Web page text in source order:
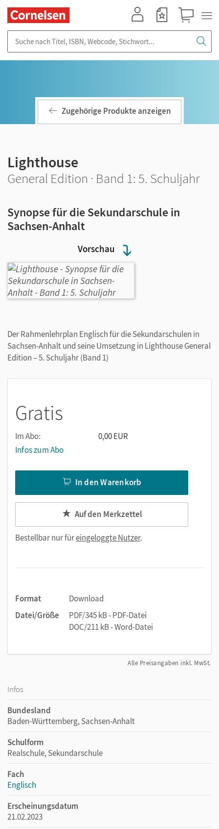
Vorschau
Zugehörige Produkte anzeigen
Lighthouse
General Edition · Band 1: 5. Schuljahr
Synopse für die Sekundarschule in
Sachsen-Anhalt
Der Rahmenlehrplan Englisch für die Sekundarschulen in
Sachsen-Anhalt und seine Umsetzung in Lighthouse General
Edition – 5. Schuljahr (Band 1)
Gratis
Im Abo:
0,00 EUR
Infos zum Abo
In den Warenkorb
Auf den Merkzettel
Bestellbar nur füreingeloggte Nutzer.
Format
Download
Datei/Größe
PDF/345 kB - PDF-Datei
DOC/211 kB - Word-Datei
Alle Preisangaben inkl. MwSt.
Infos
Bundesland
Baden-Württemberg, Sachsen-Anhalt
Schulform
Realschule, Sekundarschule
Fach
Englisch
Erscheinungsdatum
21.02.2023